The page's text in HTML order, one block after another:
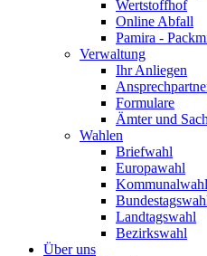
Wertstoffhof
Online Abfall
Pamira -
Verwaltung
Ihr Anliegen
Formulare
Ämter und
Wahlen
Briefwahl
Europawahl
Kommunalwahl
Landtagswahl
Bezirkswahl
Über uns